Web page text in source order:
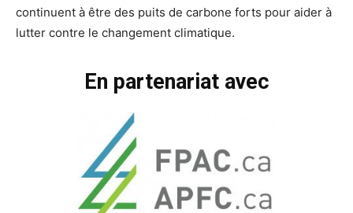
continuent à être des puits de carbone forts pour aider à
lutter contre le changement climatique.
En partenariat avec